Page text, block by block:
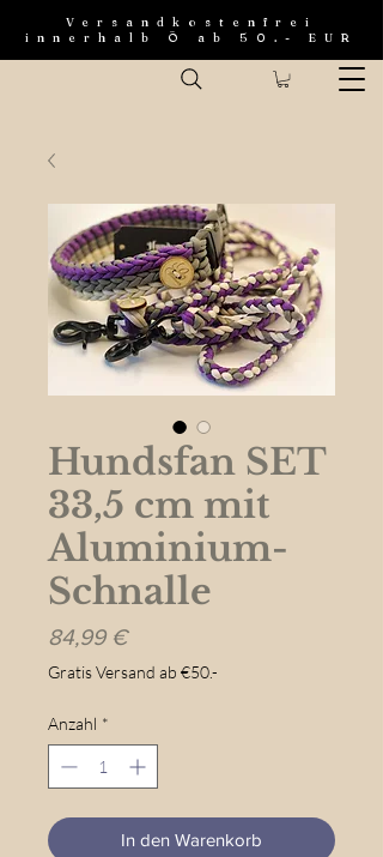
Versandkostenfrei
innerhalb Ö ab 50.- EUR
Hundsfan SET
33,5 cm mit
Aluminium-
Schnalle
84,99 €Preis
Gratis Versand ab €50.-
Anzahl *
In den Warenkorb